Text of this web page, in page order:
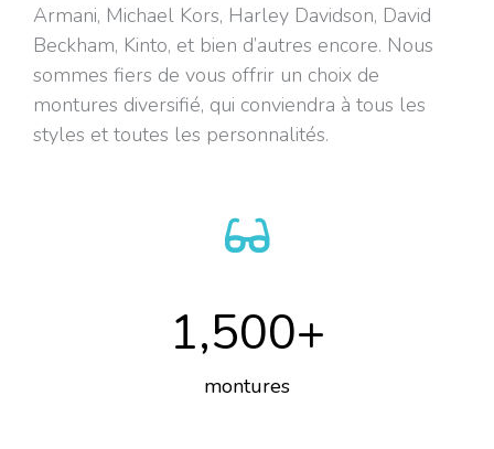
Armani, Michael Kors, Harley Davidson, David
Beckham, Kinto, et bien d’autres encore. Nous
sommes fiers de vous offrir un choix de
montures diversifié, qui conviendra à tous les
styles et toutes les personnalités.
1,500+
montures